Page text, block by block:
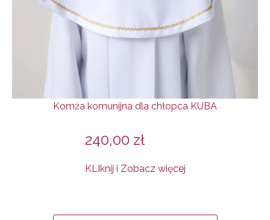
Komża komunijna dla chłopca KUBA
240,00 zł
KLIknij i Zobacz więcej